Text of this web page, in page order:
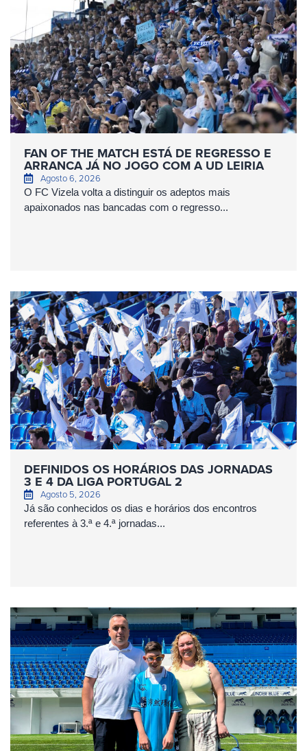
FAN OF THE MATCH ESTÁ DE REGRESSO E
ARRANCA JÁ NO JOGO COM A UD LEIRIA
Agosto 6, 2026
O FC Vizela volta a distinguir os adeptos mais
apaixonados nas bancadas com o regresso...
DEFINIDOS OS HORÁRIOS DAS JORNADAS
3 E 4 DA LIGA PORTUGAL 2
Agosto 5, 2026
Já são conhecidos os dias e horários dos encontros
referentes à 3.ª e 4.ª jornadas...